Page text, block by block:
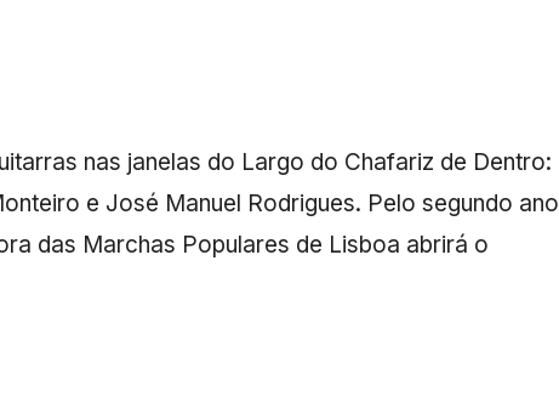
nas janelas do Largo do Chafariz de Dentro:
e José Manuel Rodrigues. Pelo segundo ano
das Marchas Populares de Lisboa abrirá o